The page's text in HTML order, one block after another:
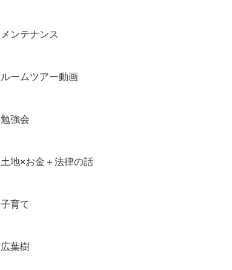
メンテナンス
ルームツアー動画
勉強会
土地×お金＋法律の話
子育て
広葉樹